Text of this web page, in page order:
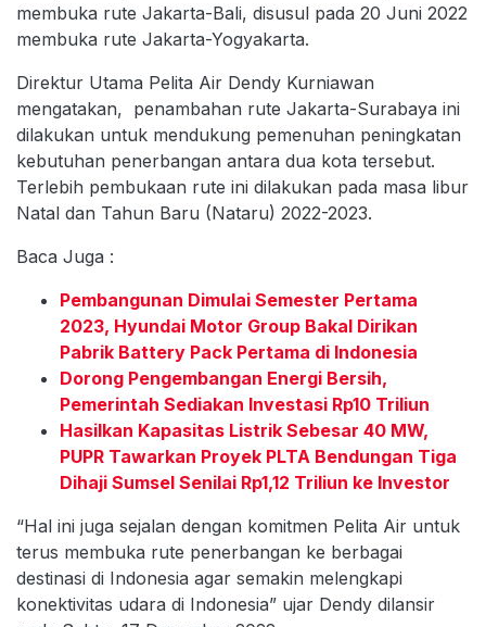
membuka rute Jakarta-Bali, disusul pada 20 Juni 2022
membuka rute Jakarta-Yogyakarta.
Direktur Utama Pelita Air Dendy Kurniawan
mengatakan, penambahan rute Jakarta-Surabaya ini
dilakukan untuk mendukung pemenuhan peningkatan
kebutuhan penerbangan antara dua kota tersebut.
Terlebih pembukaan rute ini dilakukan pada masa libur
Natal dan Tahun Baru (Nataru) 2022-2023.
Baca Juga :
Pembangunan Dimulai Semester Pertama
2023, Hyundai Motor Group Bakal Dirikan
Pabrik Battery Pack Pertama di Indonesia
Dorong Pengembangan Energi Bersih,
Pemerintah Sediakan Investasi Rp10 Triliun
Hasilkan Kapasitas Listrik Sebesar 40 MW,
PUPR Tawarkan Proyek PLTA Bendungan Tiga
Dihaji Sumsel Senilai Rp1,12 Triliun ke Investor
“Hal ini juga sejalan dengan komitmen Pelita Air untuk
terus membuka rute penerbangan ke berbagai
destinasi di Indonesia agar semakin melengkapi
konektivitas udara di Indonesia” ujar Dendy dilansir